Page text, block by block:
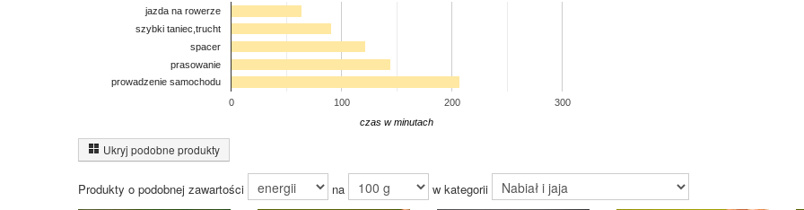
0 100 200 300
jazda na rowerze
szybki taniec,trucht
spacer
prasowanie
prowadzenie samochodu
czas w minutach
Ukryj podobne produkty
Produkty o podobnej zawartości na w kategorii